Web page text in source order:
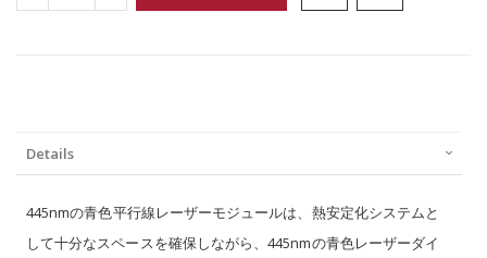
Details
445nmの青色平行線レーザーモジュールは、熱安定化システムと
して十分なスペースを確保しながら、445nmの青色レーザーダイ